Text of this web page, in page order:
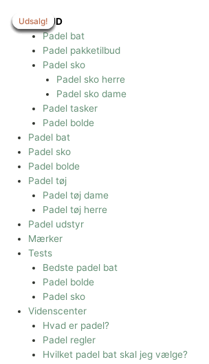
indholdet
TILBUD
Padel bat
Padel pakketilbud
Padel sko
Padel sko herre
Padel sko dame
Padel tasker
Padel bolde
Padel bat
Padel sko
Padel bolde
Padel tøj
Padel tøj dame
Padel tøj herre
Padel udstyr
Mærker
Tests
Bedste padel bat
Padel bolde
Padel sko
Videnscenter
Hvad er padel?
Padel regler
Hvilket padel bat skal jeg vælge?
Udsalg!
Udsalg!
Udsalg!
Udsalg!
Udsalg!
Udsalg!
Udsalg!